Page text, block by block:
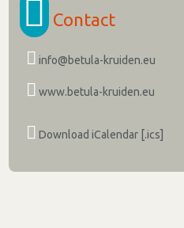
Contact
info@betula-kruiden.eu
www.betula-kruiden.eu
Download iCalendar [.ics]